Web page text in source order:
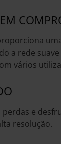
a rede
vários
e
resolução.